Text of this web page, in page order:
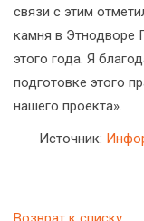
связи с этим
камня в Этнодворе
этого года. Я
подготовке этого
нашего проекта».
Источник: